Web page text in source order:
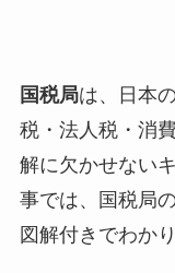
国税局は、日本
税・法人税・消
解に欠かせない
事では、国税局
図解付きでわか